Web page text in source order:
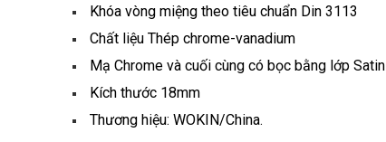
Khóa vòng miệng theo tiêu chuẩn Din 3113
Chất liệu Thép chrome-vanadium
Mạ Chrome và cuối cùng có bọc bằng lớp Satin
Kích thước 18mm
Thương hiệu: WOKIN/China.